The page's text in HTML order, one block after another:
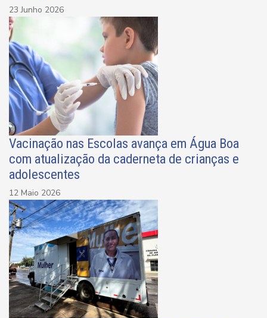
23 Junho 2026
Vacinação nas Escolas avança em Água Boa
com atualização da caderneta de crianças e
adolescentes
12 Maio 2026